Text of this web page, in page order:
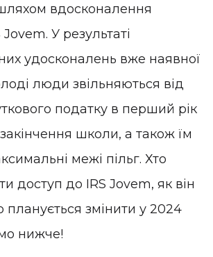
вдосконалення
У результаті
удосконалень вже наявної
люди звільняються від
податку в перший рік
школи, а також їм
межі пільг. Хто
доступ до IRS Jovem, як він
змінити у 2024
нижче!